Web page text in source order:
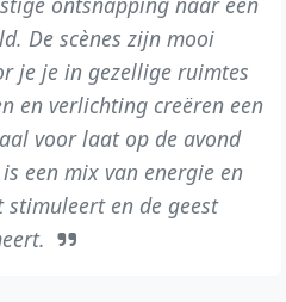
De scènes zijn mooi
je je in gezellige ruimtes
en verlichting creëren een
voor laat op de avond
een mix van energie en
en de geest